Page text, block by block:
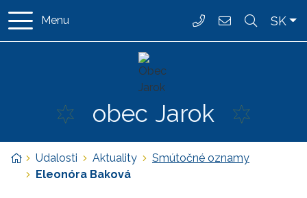
Menu
037/ 6587 162
SK
obec Jarok
Úvodná stránka
Udalosti Aktuality
Smútočné oznamy
Eleonóra Baková